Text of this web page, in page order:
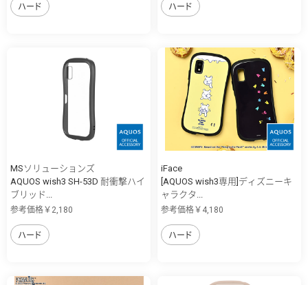
ハード ハード
MSソリューションズ
AQUOS wish3 SH-53D 耐衝撃ハイ
ブリッド...
参考価格￥2,180
ハード
iFace
[AQUOS wish3専用]ディズニーキ
ャラクタ...
参考価格￥4,180
ハード